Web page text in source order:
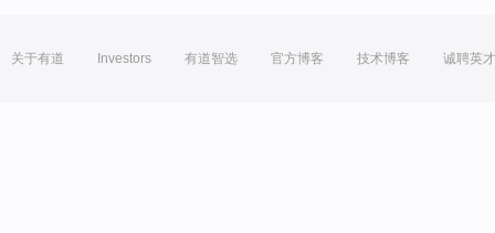
关于有道 Investors 有道智选 官方博客 技术博客 诚聘英才